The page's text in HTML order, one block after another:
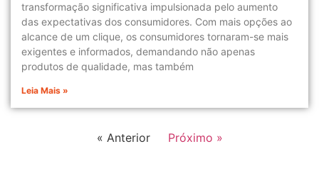
transformação significativa impulsionada pelo aumento
das expectativas dos consumidores. Com mais opções ao
alcance de um clique, os consumidores tornaram-se mais
exigentes e informados, demandando não apenas
produtos de qualidade, mas também
Leia Mais »
« Anterior Próximo »